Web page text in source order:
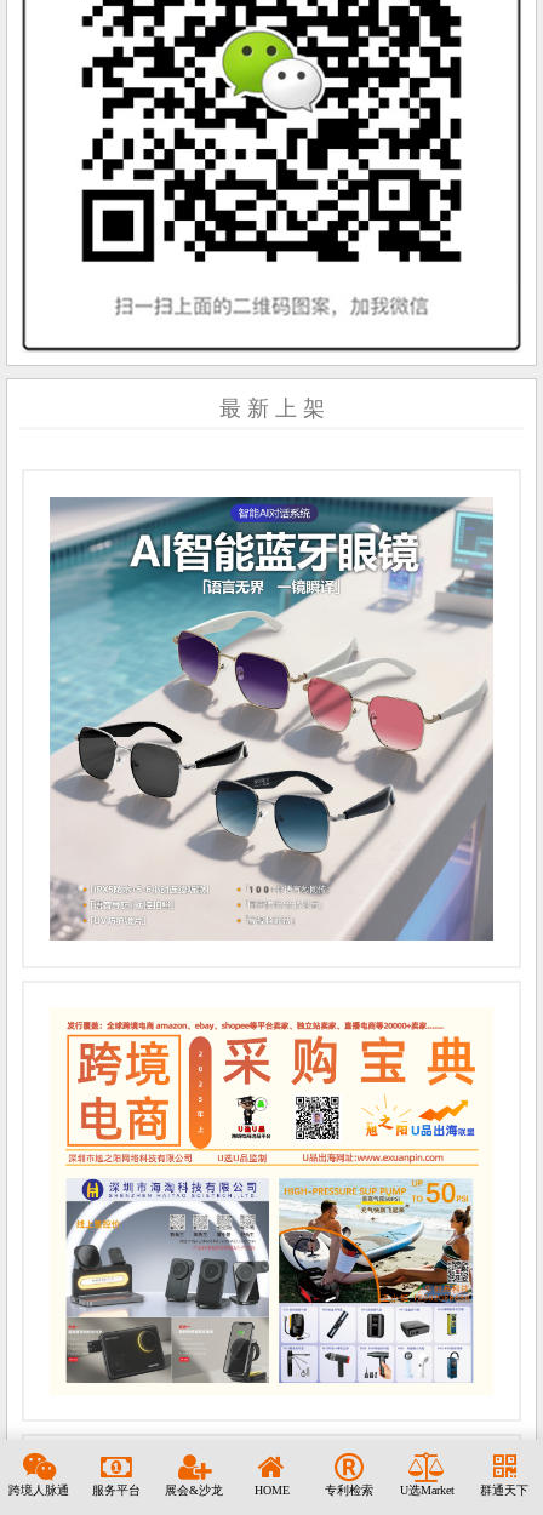
最 新 上 架
跨境人脉通 服务平台 展会&沙龙 HOME 专利检索 U选Market 群通天下